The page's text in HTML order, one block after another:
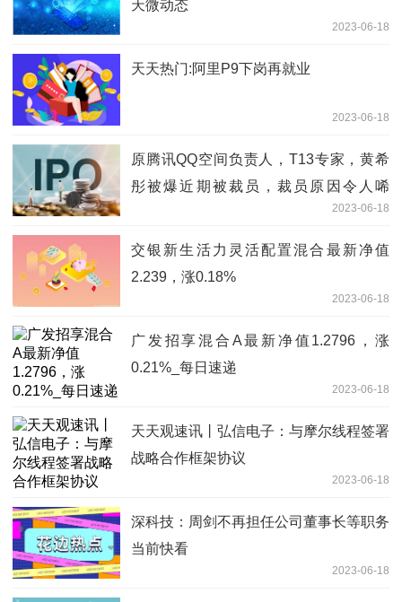
天微动态
2023-06-18
天天热门:阿里P9下岗再就业
2023-06-18
原腾讯QQ空间负责人，T13专家，黄希
彤被爆近期被裁员，裁员原因令人唏
2023-06-18
交银新生活力灵活配置混合最新净值
2.239，涨0.18%
2023-06-18
广发招享混合A最新净值1.2796，涨
0.21%_每日速递
2023-06-18
天天观速讯丨弘信电子：与摩尔线程签署
战略合作框架协议
2023-06-18
深科技：周剑不再担任公司董事长等职务
当前快看
2023-06-18